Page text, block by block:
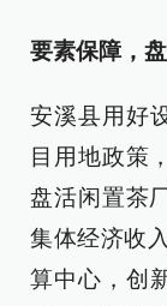
要素保障，
安溪县用好
目用地政策
盘活闲置茶
集体经济收
算中心，创